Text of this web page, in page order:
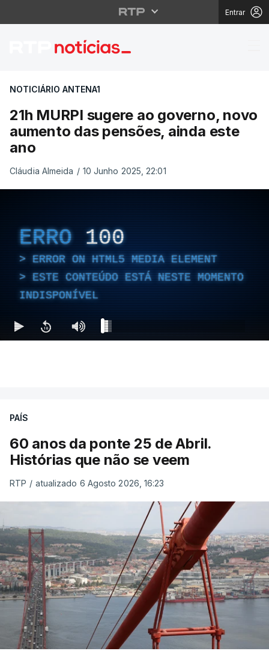
Entrar
21h MURPI sugere
NOTICIÁRIO ANTENA1
21h MURPI sugere ao governo, novo
aumento das pensões, ainda este
ano
Cláudia Almeida / 10 Junho 2025, 22:01
ERRO 100
ERROR ON HTML5 MEDIA ELEMENT
ESTE CONTEÚDO ESTÁ NESTE MOMENTO
INDISPONÍVEL
PAÍS
60 anos da ponte 25 de Abril.
Histórias que não se veem
RTP / atualizado 6 Agosto 2026, 16:23